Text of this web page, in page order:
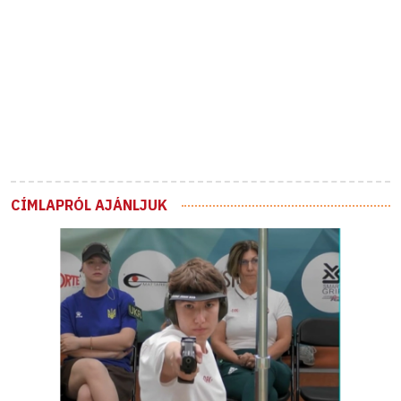
CÍMLAPRÓL AJÁNLJUK